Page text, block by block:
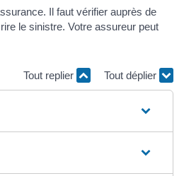
Il faut vérifier auprès de
le sinistre. Votre assureur peut
Tout replier Tout déplier